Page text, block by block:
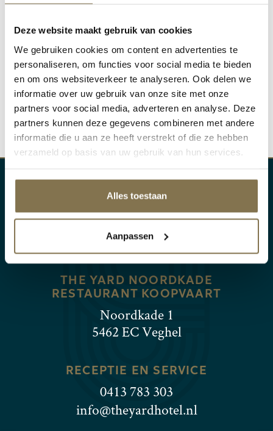
Deze website maakt gebruik van cookies
We gebruiken cookies om content en advertenties te
personaliseren, om functies voor social media te bieden
en om ons websiteverkeer te analyseren. Ook delen we
informatie over uw gebruik van onze site met onze
partners voor social media, adverteren en analyse. Deze
partners kunnen deze gegevens combineren met andere
informatie die u aan ze heeft verstrekt of die ze hebben
verzameld op basis van uw gebruik van hun services.
Alles toestaan
Aanpassen
Onze gasten hebben ons
beoordeeld met een 4.8/5
LEES ALLE ERVARINGEN
Zuidkade 3
5462 CD Veghel
THE YARD NOORDKADE
RESTAURANT KOOPVAART
Noordkade 1
5462 EC Veghel
RECEPTIE EN SERVICE
0413 783 303
info@theyardhotel.nl